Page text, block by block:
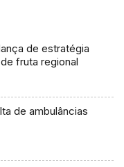
de estratégia
fruta regional
de ambulâncias